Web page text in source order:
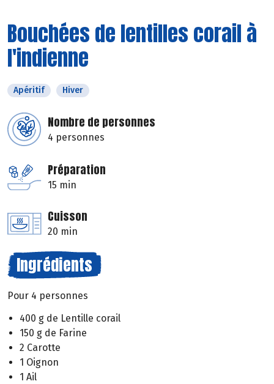
Bouchées de lentilles corail à
l'indienne
Apéritif Hiver
Nombre de personnes
4 personnes
Préparation
15 min
Cuisson
20 min
Ingrédients
Pour 4 personnes
400 g de Lentille corail
150 g de Farine
2 Carotte
1 Oignon
1 Ail